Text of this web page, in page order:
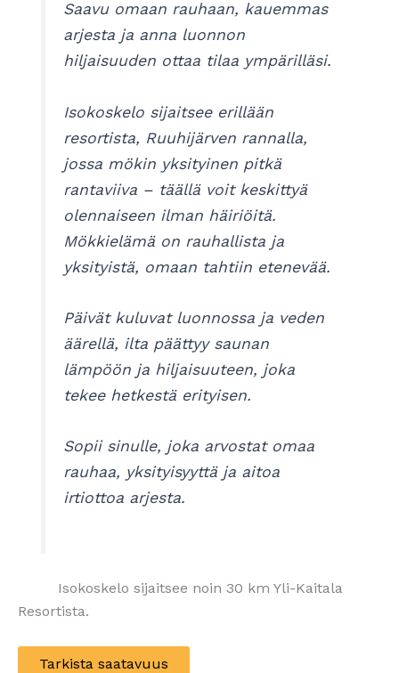
Saavu omaan rauhaan, kauemmas
arjesta ja anna luonnon
hiljaisuuden ottaa tilaa ympärilläsi.
Isokoskelo sijaitsee erillään
resortista, Ruuhijärven rannalla,
jossa mökin yksityinen pitkä
rantaviiva – täällä voit keskittyä
olennaiseen ilman häiriöitä.
Mökkielämä on rauhallista ja
yksityistä, omaan tahtiin etenevää.
Päivät kuluvat luonnossa ja veden
äärellä, ilta päättyy saunan
lämpöön ja hiljaisuuteen, joka
tekee hetkestä erityisen.
Sopii sinulle, joka arvostat omaa
rauhaa, yksityisyyttä ja aitoa
irtiottoa arjesta.
Isokoskelo sijaitsee noin 30 km Yli-Kaitala
Resortista.
Tarkista saatavuus